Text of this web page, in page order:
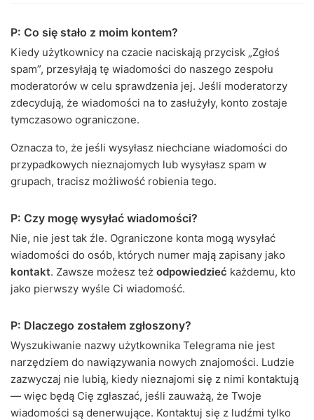
P: Co się stało z moim kontem?
Kiedy użytkownicy na czacie naciskają przycisk „Zgłoś
spam”, przesyłają tę wiadomości do naszego zespołu
moderatorów w celu sprawdzenia jej. Jeśli moderatorzy
zdecydują, że wiadomości na to zasłużyły, konto zostaje
tymczasowo ograniczone.
Oznacza to, że jeśli wysyłasz niechciane wiadomości do
przypadkowych nieznajomych lub wysyłasz spam w
grupach, tracisz możliwość robienia tego.
P: Czy mogę wysyłać wiadomości?
Nie, nie jest tak źle. Ograniczone konta mogą wysyłać
wiadomości do osób, których numer mają zapisany jako
kontakt. Zawsze możesz też odpowiedzieć każdemu, kto
jako pierwszy wyśle Ci wiadomość.
P: Dlaczego zostałem zgłoszony?
Wyszukiwanie nazwy użytkownika Telegrama nie jest
narzędziem do nawiązywania nowych znajomości. Ludzie
zazwyczaj nie lubią, kiedy nieznajomi się z nimi kontaktują
— więc będą Cię zgłaszać, jeśli zauważą, że Twoje
wiadomości są denerwujące. Kontaktuj się z ludźmi tylko